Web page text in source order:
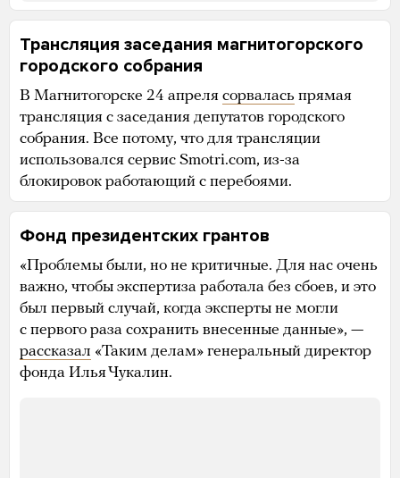
Трансляция заседания магнитогорского
городского собрания
В Магнитогорске 24 апреля сорвалась прямая
трансляция с заседания депутатов городского
собрания. Все потому, что для трансляции
использовался сервис Smotri.com, из-за
блокировок работающий с перебоями.
Фонд президентских грантов
«Проблемы были, но не критичные. Для нас очень
важно, чтобы экспертиза работала без сбоев, и это
был первый случай, когда эксперты не могли
с первого раза сохранить внесенные данные», —
рассказал «Таким делам» генеральный директор
фонда Илья Чукалин.